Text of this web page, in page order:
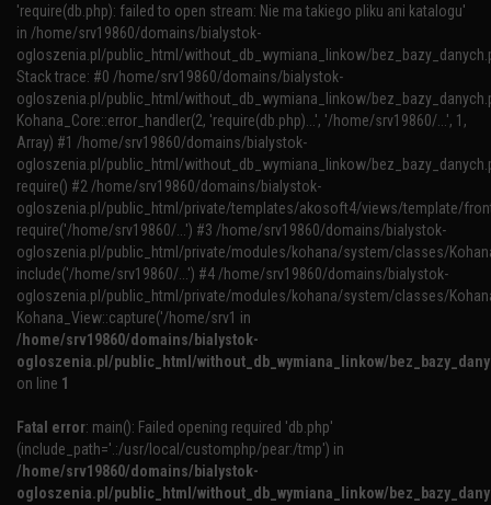
'require(db.php): failed to open stream: Nie ma takiego pliku ani katalogu'
in /home/srv19860/domains/bialystok-
ogloszenia.pl/public_html/without_db_wymiana_linkow/
Stack trace: #0 /home/srv19860/domains/bialystok-
ogloszenia.pl/public_html/without_db_wymiana_linkow/
Kohana_Core::error_handler(2, 'require(db.php)...', '/home/srv19860/...', 1,
Array) #1 /home/srv19860/domains/bialystok-
ogloszenia.pl/public_html/without_db_wymiana_linkow/
require() #2 /home/srv19860/domains/bialystok-
ogloszenia.pl/public_html/private/templates/akosoft4/views/template/
require('/home/srv19860/...') #3 /home/srv19860/domains/bialystok-
ogloszenia.pl/public_html/private/modules/kohana/system/classes/
include('/home/srv19860/...') #4 /home/srv19860/domains/bialystok-
ogloszenia.pl/public_html/private/modules/kohana/system/classes/
Kohana_View::capture('/home/srv1 in
/home/srv19860/domains/bialystok-
ogloszenia.pl/public_html/without_db_wymiana_linkow/
on line 1
Fatal error: main(): Failed opening required 'db.php'
(include_path='.:/usr/local/customphp/pear:/tmp') in
/home/srv19860/domains/bialystok-
ogloszenia.pl/public_html/without_db_wymiana_linkow/